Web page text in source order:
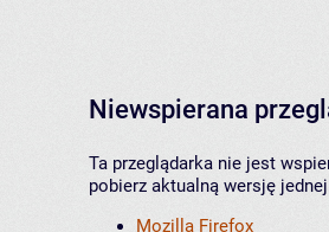
Niewspierana
Ta przeglądarka nie jest
pobierz aktualną wersję
Mozilla Firefox